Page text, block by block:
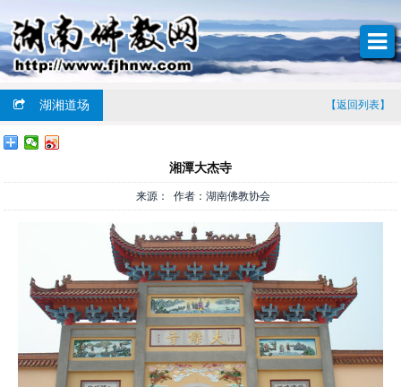
湖湘道场 【返回列表】
湘潭大杰寺
来源： 作者：湖南佛教协会